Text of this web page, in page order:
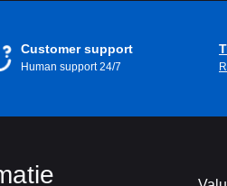
Customer support
Human support 24/7